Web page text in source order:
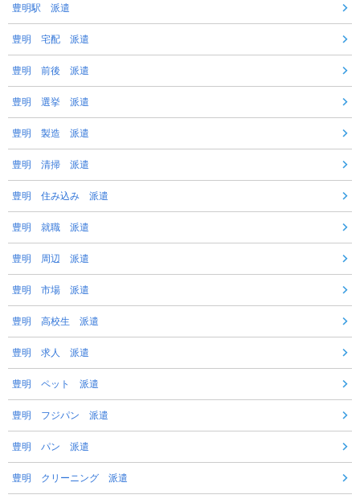
豊明駅 派遣
豊明 宅配 派遣
豊明 前後 派遣
豊明 選挙 派遣
豊明 製造 派遣
豊明 清掃 派遣
豊明 住み込み 派遣
豊明 就職 派遣
豊明 周辺 派遣
豊明 市場 派遣
豊明 高校生 派遣
豊明 求人 派遣
豊明 ペット 派遣
豊明 フジパン 派遣
豊明 パン 派遣
豊明 クリーニング 派遣